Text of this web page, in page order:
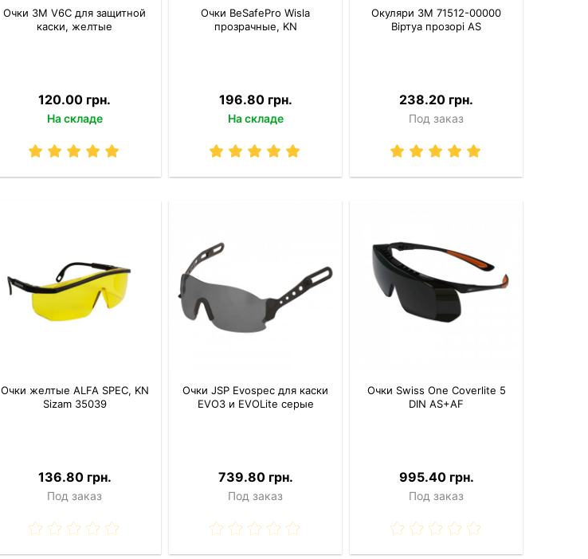
Очки 3M V6C для защитной
каски, желтые
120.00 грн.
На складе
Очки BeSafePro Wisla
прозрачные, KN
196.80 грн.
На складе
Окуляри 3M 71512-00000
Віртуа прозорі AS
238.20 грн.
Под заказ
Очки желтые ALFA SPEC, KN
Sizam 35039
136.80 грн.
Под заказ
Очки JSP Evospec для каски
EVO3 и EVOLite серые
739.80 грн.
Под заказ
Очки Swiss One Coverlite 5
DIN AS+AF
995.40 грн.
Под заказ